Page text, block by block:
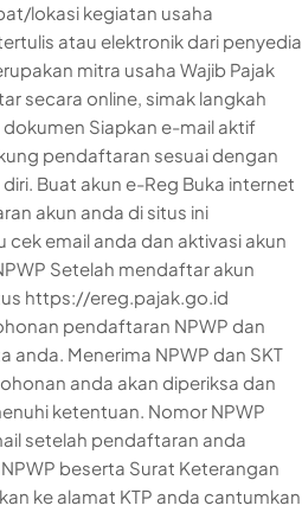
lokasi kegiatan usaha
atau elektronik dari penyedia
mitra usaha Wajib Pajak
secara online, simak langkah
dokumen Siapkan e-mail aktif
pendaftaran sesuai dengan
Buat akun e-Reg Buka internet
akun anda di situs ini
cek email anda dan aktivasi akun
Setelah mendaftar akun
https://ereg.pajak.go.id
pendaftaran NPWP dan
anda. Menerima NPWP dan SKT
anda akan diperiksa dan
ketentuan. Nomor NPWP
setelah pendaftaran anda
beserta Surat Keterangan
ke alamat KTP anda cantumkan